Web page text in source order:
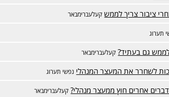
ציבור צריך לממש קעלעברימבאר
תערוג
גם בעתיד? קעלעברימבאר
לשחרר את המעצר המנהלי נפשי תערוג
דברים אחרים חוץ ממעצר מנהלי? קעלעברימבאר